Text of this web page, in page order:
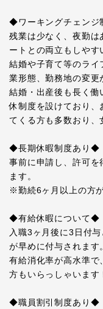
◆ワーキングチェン
残業は少なく、夜勤
ートとの両立もしやす
結婚や子育て等のラ
業形態、勤務地の変更
結婚・出産後も長く
休制度を設けており、
てくる方も多数おり、
◆長期休暇制度あり
事前に申請し、許可を
ます。
※勤続6ヶ月以上の方
◆有給休暇について◆
入職3ヶ月後に3日付
が早めに付与されます
有給消化率が高水準で
方もいらっしゃいます
◆職員割引制度あり◆